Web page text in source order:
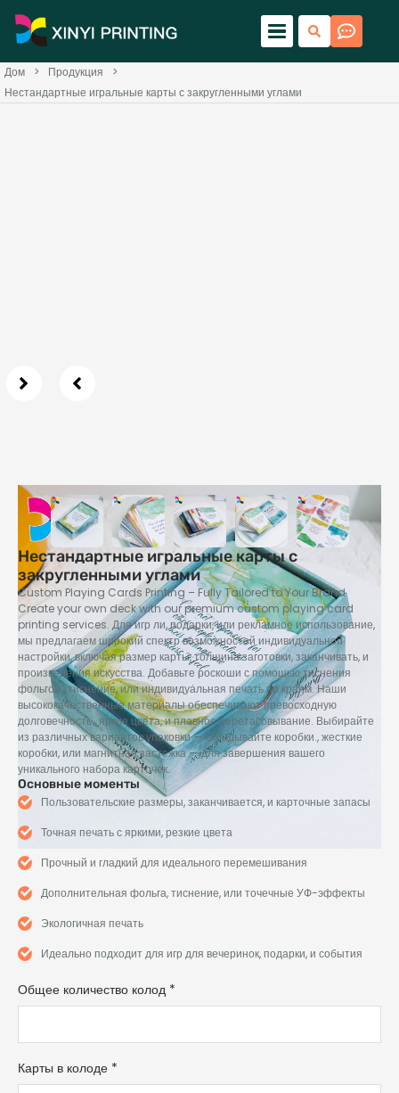
Дом > Продукция
>
Нестандартные игральные карты с закругленными углами
Нестандартные игральные карты с
закругленными углами
Custom Playing Cards Printing – Fully Tailored to Your Brand
Create your own deck with our premium custom playing card
printing services. Для игр ли, подарки, или рекламное использование,
мы предлагаем широкий спектр возможностей индивидуальной
настройки, включая размер карты, толщина заготовки, заканчивать, и
произведения искусства. Добавьте роскоши с помощью тиснения
фольгой., тиснение, или индивидуальная печать по краям. Наши
высококачественные материалы обеспечивают превосходную
долговечность., яркие цвета, и плавное перетасовывание. Выбирайте
из различных вариантов упаковки — складывайте коробки., жесткие
коробки, или магнитная застежка — для завершения вашего
уникального набора карточек.
Основные моменты
Пользовательские размеры, заканчивается, и карточные запасы
Точная печать с яркими, резкие цвета
Прочный и гладкий для идеального перемешивания
Дополнительная фольга, тиснение, или точечные УФ-эффекты
Экологичная печать
Идеально подходит для игр для вечеринок, подарки, и события
Общее количество колод *
Карты в колоде *